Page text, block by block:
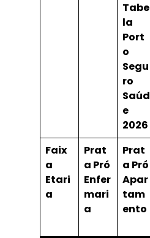
Tabe
la
Port
o
Segu
ro
Saúd
e
2026
Faix
a
Etari
a
Prat
a Pró
Enfer
mari
a
Prat
a Pró
Apar
tam
ento